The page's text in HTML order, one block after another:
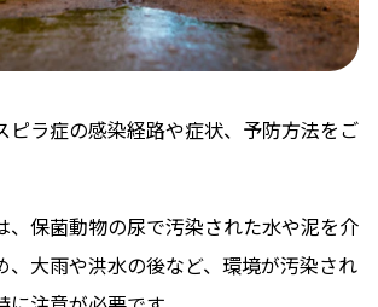
ピラ症の感染経路や症状、予防方法をご
、保菌動物の尿で汚染された水や泥を介
、大雨や洪水の後など、環境が汚染され